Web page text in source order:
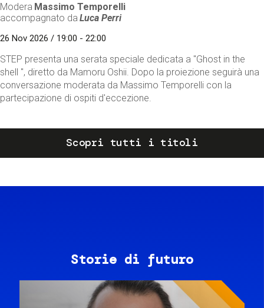
Modera Massimo Temporelli
accompagnato da Luca Perri
26 Nov 2026 / 19:00 - 22:00
STEP presenta una serata speciale dedicata a "Ghost in the
shell ", diretto da Mamoru Oshii. Dopo la proiezione seguirà una
conversazione moderata da Massimo Temporelli con la
partecipazione di ospiti d'eccezione.
Scopri tutti i titoli
Storie di futuro